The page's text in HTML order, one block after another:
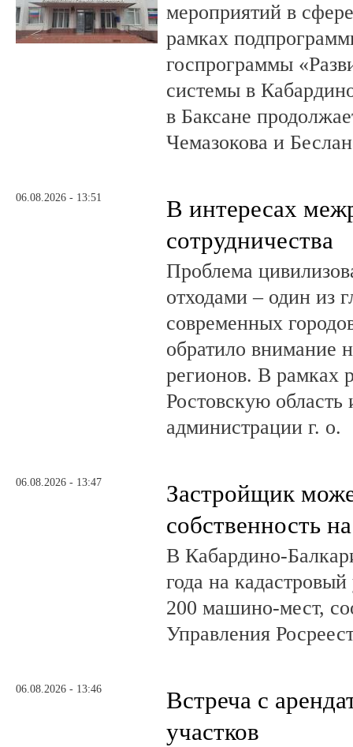
мероприятий в
рамках
госпрограммы
системы в
в Баксане
Чемазокова и
06.08.2026 - 13:51
В интересах
сотрудничества
Проблема
отходами – один из
современных
обратило внимание
регионов. В рамках
Ростовскую
администрации г. о.
06.08.2026 - 13:47
Застройщик
собственность
В Кабардино-
года на
200 машино-мест,
Управления
06.08.2026 - 13:46
Встреча с
участков